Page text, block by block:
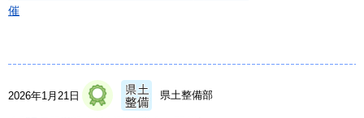
催
2026年1月21日 県土整備部